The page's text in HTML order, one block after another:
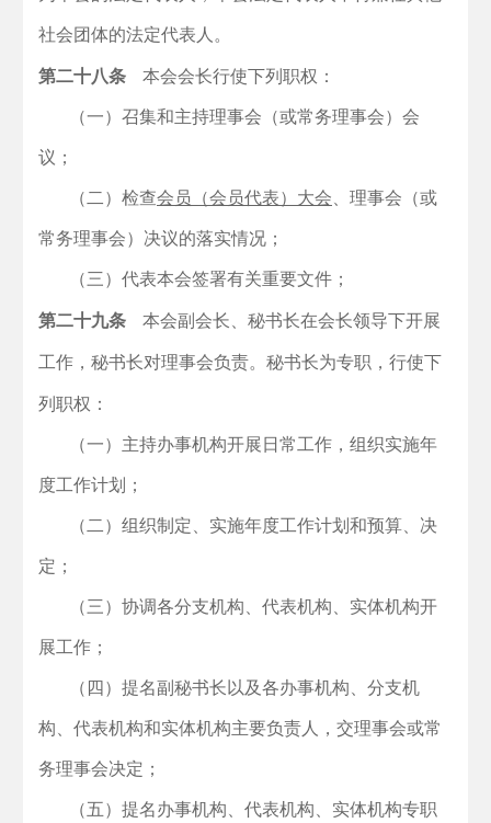
社会团体的法定代表人。
第二十八条 本会会长行使下列职权：
（一）召集和主持理事会（或常务理事会）会
议；
（二）检查会员（会员代表）大会 、理事会（或
常务理事会）决议的落实情况；
（三）代表本会签署有关重要文件；
第二十九条 本会副会长、秘书长在会长领导下开展
工作，秘书长对理事会负责。秘书长为专职，行使下
列职权：
（一）主持办事机构开展日常工作，组织实施年
度工作计划；
（二）组织制定、实施年度工作计划和预算、决
定；
（三）协调各分支机构、代表机构、实体机构开
展工作；
（四）提名副秘书长以及各办事机构、分支机
构、代表机构和实体机构主要负责人，交理事会或常
务理事会决定；
（五）提名办事机构、代表机构、实体机构专职